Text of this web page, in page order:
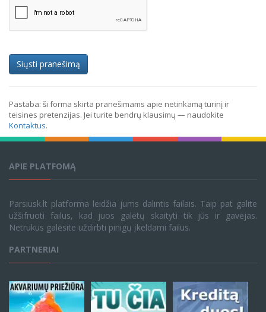
Siųsti pranešimą
Pastaba: ši forma skirta pranešimams apie netinkamą turinį ir
teisines pretenzijas. Jei turite bendrų klausimų — naudokite
Kontaktus.
APIE PLATFOMĄ
Parsiusk.lt platforma leidžia jums dalintis failais. Taip pat galite
užšifruoti failus, kad juos galėtų skaityti tik jūs ir gavėjas.
Netrukus galėsite uždirbti pinigų įkeldami failus.
PARTNERIAI